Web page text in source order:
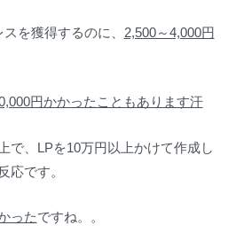
を獲得するのに、 2,500～4,000円
円かかったこともあります汗
で、LPを10万円以上かけて作成し
応です。
ったですね。。